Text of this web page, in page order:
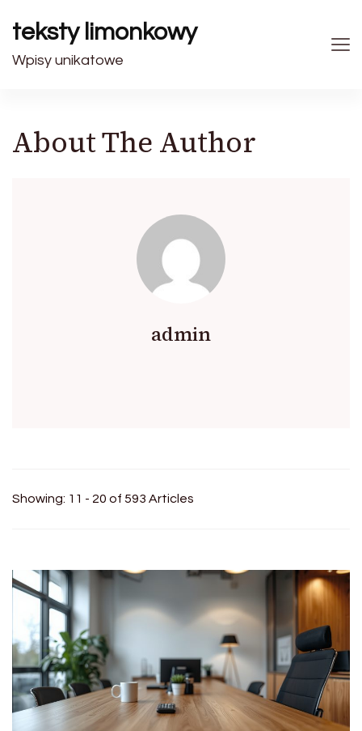
teksty limonkowy
Wpisy unikatowe
About The Author
admin
Showing: 11 - 20 of 593 Articles